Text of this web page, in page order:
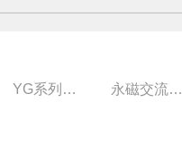
YG系列电机 永磁交流伺服电动机